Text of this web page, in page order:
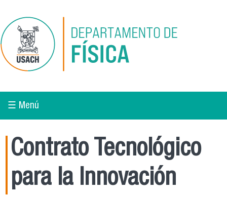
☰ Menú
Contrato Tecnológico
para la Innovación